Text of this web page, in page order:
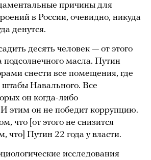
причины для
в России, очевидно, никуда
денутся.
десять человек — от этого
подсолнечного масла. Путин
снести все помещения, где
Навального. Все
он когда-либо
И этим он не победит коррупцию.
что [от этого не снизится
что] Путин 22 года у власти.
исследования